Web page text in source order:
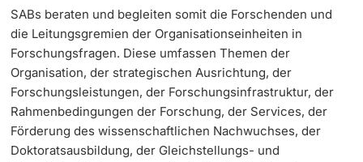
SABs beraten und begleiten somit die Forschenden und
die Leitungsgremien der Organisationseinheiten in
Forschungsfragen. Diese umfassen Themen der
Organisation, der strategischen Ausrichtung, der
Forschungsleistungen, der Forschungsinfrastruktur, der
Rahmenbedingungen der Forschung, der Services, der
Förderung des wissenschaftlichen Nachwuchses, der
Doktoratsausbildung, der Gleichstellungs- und